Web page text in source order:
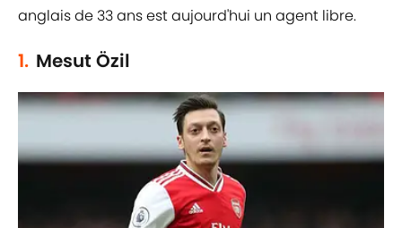
anglais de 33 ans est aujourd'hui un agent libre.
1. Mesut Özil